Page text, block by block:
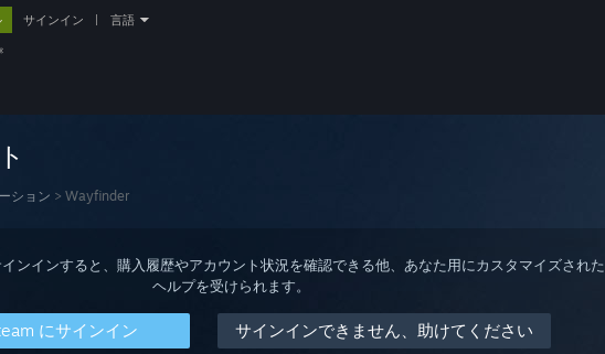
サインイン 言語
ション > Wayfinder
ンインすると、購入履歴やアカウント状況を確認できる他、あなた用にカスタマイズされた
ヘルプを受けられます。
にサインイン サインインできません、助けてください